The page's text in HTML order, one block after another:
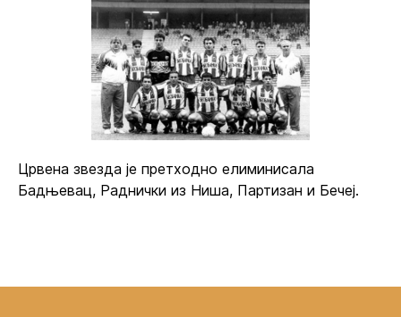
Црвена звезда је претходно елиминисала
Бадњевац, Раднички из Ниша, Партизан и Бечеј.